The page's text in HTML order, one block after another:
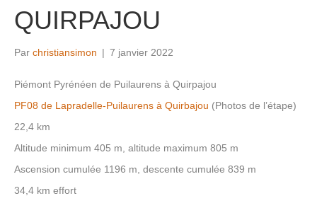
QUIRPAJOU
Par christiansimon | 7 janvier 2022
Piémont Pyrénéen de Puilaurens à Quirpajou
PF08 de Lapradelle-Puilaurens à Quirbajou (Photos de l’étape)
22,4 km
Altitude minimum 405 m, altitude maximum 805 m
Ascension cumulée 1196 m, descente cumulée 839 m
34,4 km effort